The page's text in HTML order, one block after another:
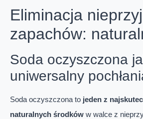
Eliminacja
zapachów:
Soda oczyszczona
uniwersalny
Soda oczyszczona to jeden z
naturalnych środków w walce z